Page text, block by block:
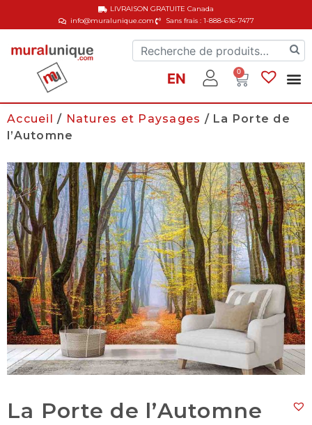
info@muralunique.com Sans frais : 1-888-616-7477
LIVRAISON GRATUITECanada
EN 0
Accueil / Natures et Paysages / La Porte de
l’Automne
La Porte de l’Automne